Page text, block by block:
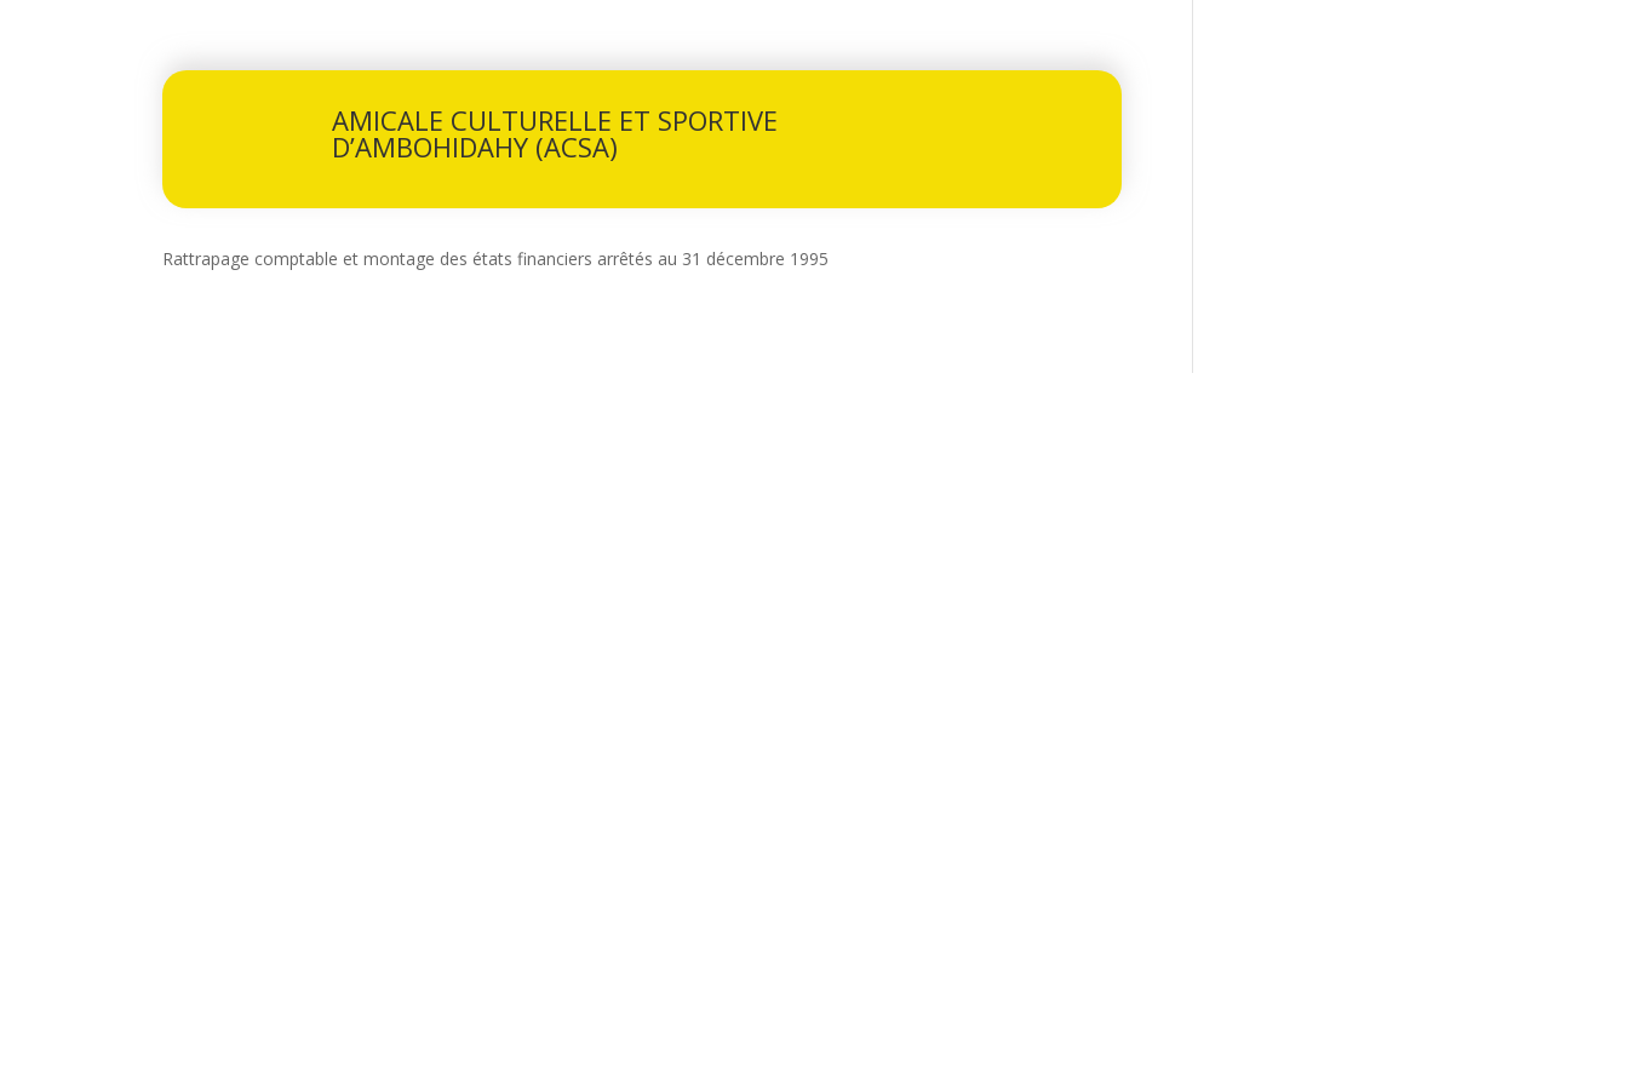
AMICALE CULTURELLE ET SPORTIVE
D’AMBOHIDAHY (ACSA)
Rattrapage comptable et montage des états financiers arrêtés au 31 décembre 1995